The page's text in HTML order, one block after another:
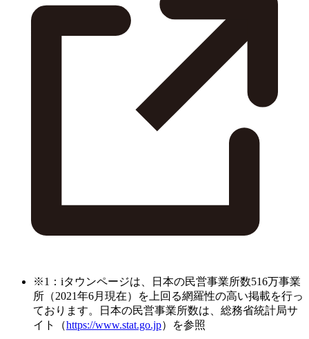
※1：iタウンページは、日本の民営事業所数516万事業
所（2021年6月現在）を上回る網羅性の高い掲載を行っ
ております。日本の民営事業所数は、総務省統計局サ
イト（https://www.stat.go.jp）を参照